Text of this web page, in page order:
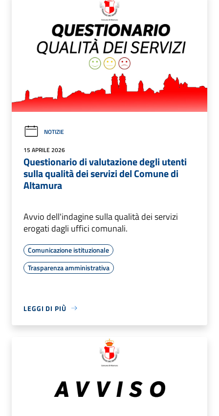
NOTIZIE
15 APRILE 2026
Questionario di valutazione degli utenti
sulla qualità dei servizi del Comune di
Altamura
Avvio dell'indagine sulla qualità dei servizi
erogati dagli uffici comunali.
Comunicazione istituzionale
Trasparenza amministrativa
LEGGI DI PIÙ